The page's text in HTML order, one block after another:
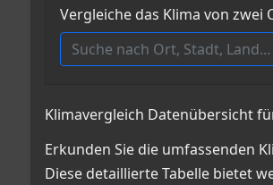
Vergleiche das Klima von zwei
Klimavergleich Datenübersicht
Erkunden Sie die umfassenden
Diese detaillierte Tabelle bietet